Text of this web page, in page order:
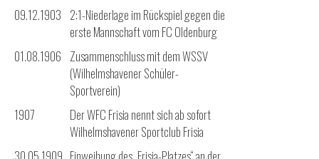
09.12.1903 2:1-Niederlage im Rückspiel gegen die
erste Mannschaft vom FC Oldenburg
01.08.1906 Zusammenschluss mit dem WSSV
(Wilhelmshavener Schüler-
Sportverein)
1907
Der WFC Frisia nennt sich ab sofort
Wilhelmshavener Sportclub Frisia